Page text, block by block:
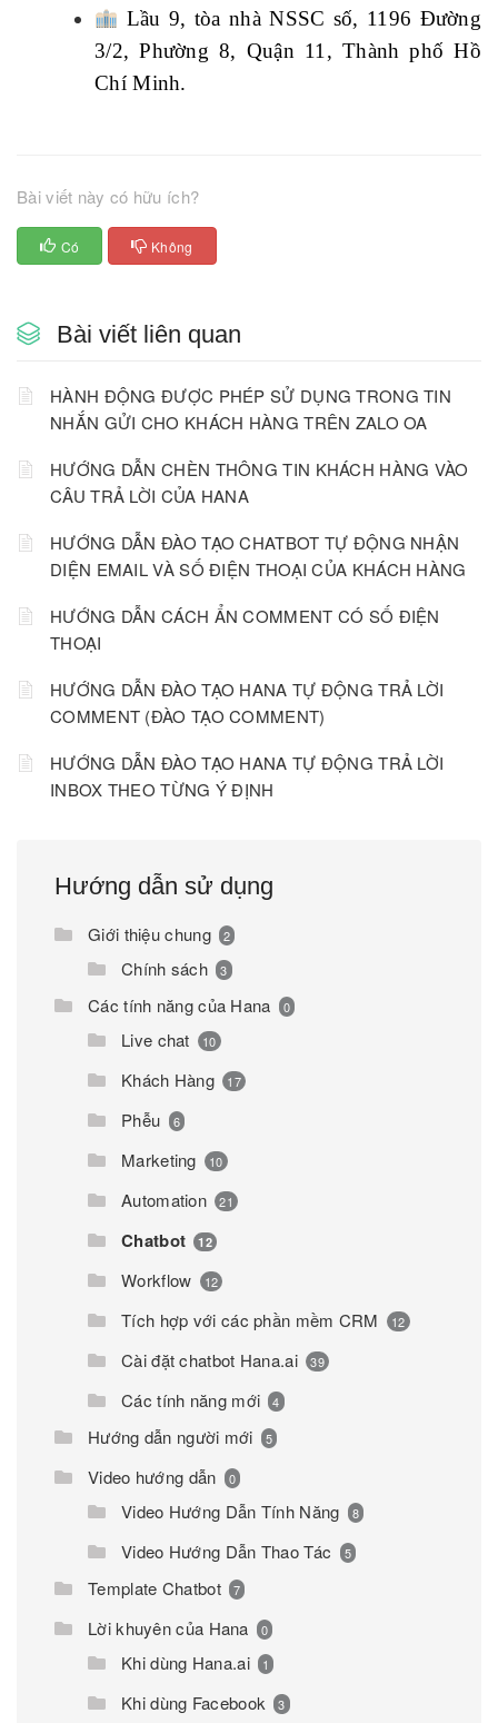
Lầu 9, tòa nhà NSSC số, 1196 Đường
3/2, Phường 8, Quận 11, Thành phố Hồ
Chí Minh.
Bài viết này có hữu ích?
Có Không
Bài viết liên quan
HÀNH ĐỘNG ĐƯỢC PHÉP SỬ DỤNG TRONG TIN
NHẮN GỬI CHO KHÁCH HÀNG TRÊN ZALO OA
HƯỚNG DẪN CHÈN THÔNG TIN KHÁCH HÀNG VÀO
CÂU TRẢ LỜI CỦA HANA
HƯỚNG DẪN ĐÀO TẠO CHATBOT TỰ ĐỘNG NHẬN
DIỆN EMAIL VÀ SỐ ĐIỆN THOẠI CỦA KHÁCH HÀNG
HƯỚNG DẪN CÁCH ẨN COMMENT CÓ SỐ ĐIỆN
THOẠI
HƯỚNG DẪN ĐÀO TẠO HANA TỰ ĐỘNG TRẢ LỜI
COMMENT (ĐÀO TẠO COMMENT)
HƯỚNG DẪN ĐÀO TẠO HANA TỰ ĐỘNG TRẢ LỜI
INBOX THEO TỪNG Ý ĐỊNH
Hướng dẫn sử dụng
Giới thiệu chung 2
Chính sách 3
Các tính năng của Hana 0
Live chat 10
Khách Hàng 17
Phễu 6
Marketing 10
Automation 21
Chatbot 12
Workflow 12
Tích hợp với các phần mềm CRM 12
Cài đặt chatbot Hana.ai 39
Các tính năng mới 4
Hướng dẫn người mới 5
Video hướng dẫn 0
Video Hướng Dẫn Tính Năng 8
Video Hướng Dẫn Thao Tác 5
Template Chatbot 7
Lời khuyên của Hana 0
Khi dùng Hana.ai 1
Khi dùng Facebook 3